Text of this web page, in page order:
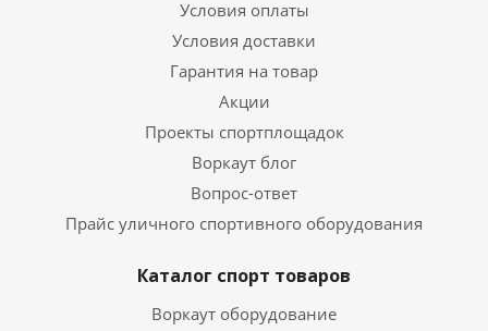
Условия оплаты
Условия доставки
Гарантия на товар
Акции
Проекты спортплощадок
Воркаут блог
Вопрос-ответ
Прайс уличного спортивного оборудования
Каталог спорт товаров
Воркаут оборудование